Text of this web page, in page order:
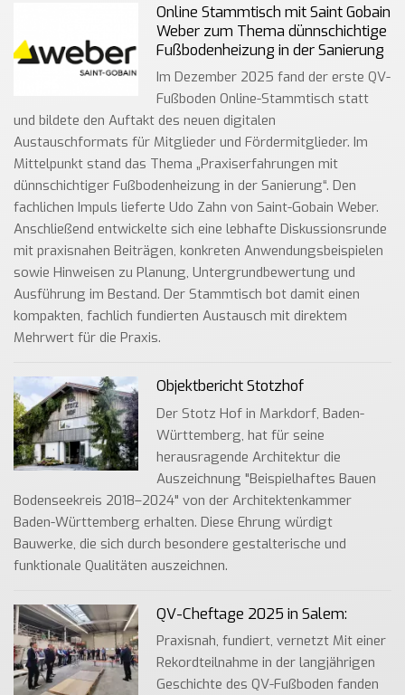
Online Stammtisch mit Saint Gobain
Weber zum Thema dünnschichtige
Fußbodenheizung in der Sanierung
Im Dezember 2025 fand der erste QV-
Fußboden Online-Stammtisch statt
und bildete den Auftakt des neuen digitalen
Austauschformats für Mitglieder und Fördermitglieder. Im
Mittelpunkt stand das Thema „Praxiserfahrungen mit
dünnschichtiger Fußbodenheizung in der Sanierung“. Den
fachlichen Impuls lieferte Udo Zahn von Saint-Gobain Weber.
Anschließend entwickelte sich eine lebhafte Diskussionsrunde
mit praxisnahen Beiträgen, konkreten Anwendungsbeispielen
sowie Hinweisen zu Planung, Untergrundbewertung und
Ausführung im Bestand. Der Stammtisch bot damit einen
kompakten, fachlich fundierten Austausch mit direktem
Mehrwert für die Praxis.
Objektbericht Stotzhof
Der Stotz Hof in Markdorf, Baden-
Württemberg, hat für seine
herausragende Architektur die
Auszeichnung "Beispielhaftes Bauen
Bodenseekreis 2018–2024" von der Architektenkammer
Baden-Württemberg erhalten. Diese Ehrung würdigt
Bauwerke, die sich durch besondere gestalterische und
funktionale Qualitäten auszeichnen.
QV-Cheftage 2025 in Salem:
Praxisnah, fundiert, vernetzt Mit einer
Rekordteilnahme in der langjährigen
Geschichte des QV-Fußboden fanden